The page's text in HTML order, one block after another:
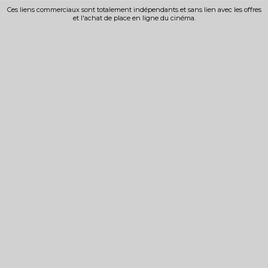
Ces liens commerciaux sont totalement indépendants et sans lien avec les offres
et l'achat de place en ligne du cinéma.